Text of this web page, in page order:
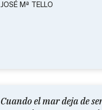
JOSÉ Mª TELLO
Cuando el mar deja de